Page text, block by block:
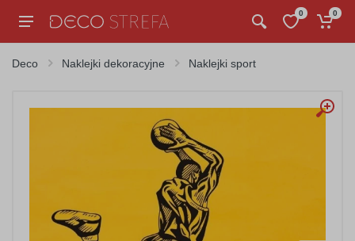
0 0
Deco Naklejki dekoracyjne Naklejki sport